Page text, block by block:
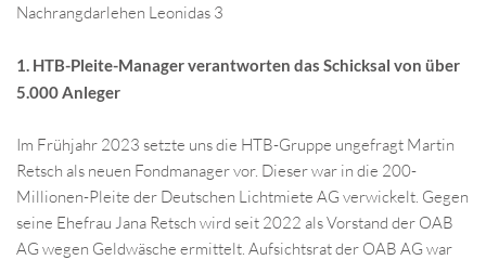
Nachrangdarlehen Leonidas 3
1. HTB-Pleite-Manager verantworten das Schicksal von über
5.000 Anleger
Im Frühjahr 2023 setzte uns die HTB-Gruppe ungefragt Martin
Retsch als neuen Fondmanager vor. Dieser war in die 200-
Millionen-Pleite der Deutschen Lichtmiete AG verwickelt. Gegen
seine Ehefrau Jana Retsch wird seit 2022 als Vorstand der OAB
AG wegen Geldwäsche ermittelt. Aufsichtsrat der OAB AG war